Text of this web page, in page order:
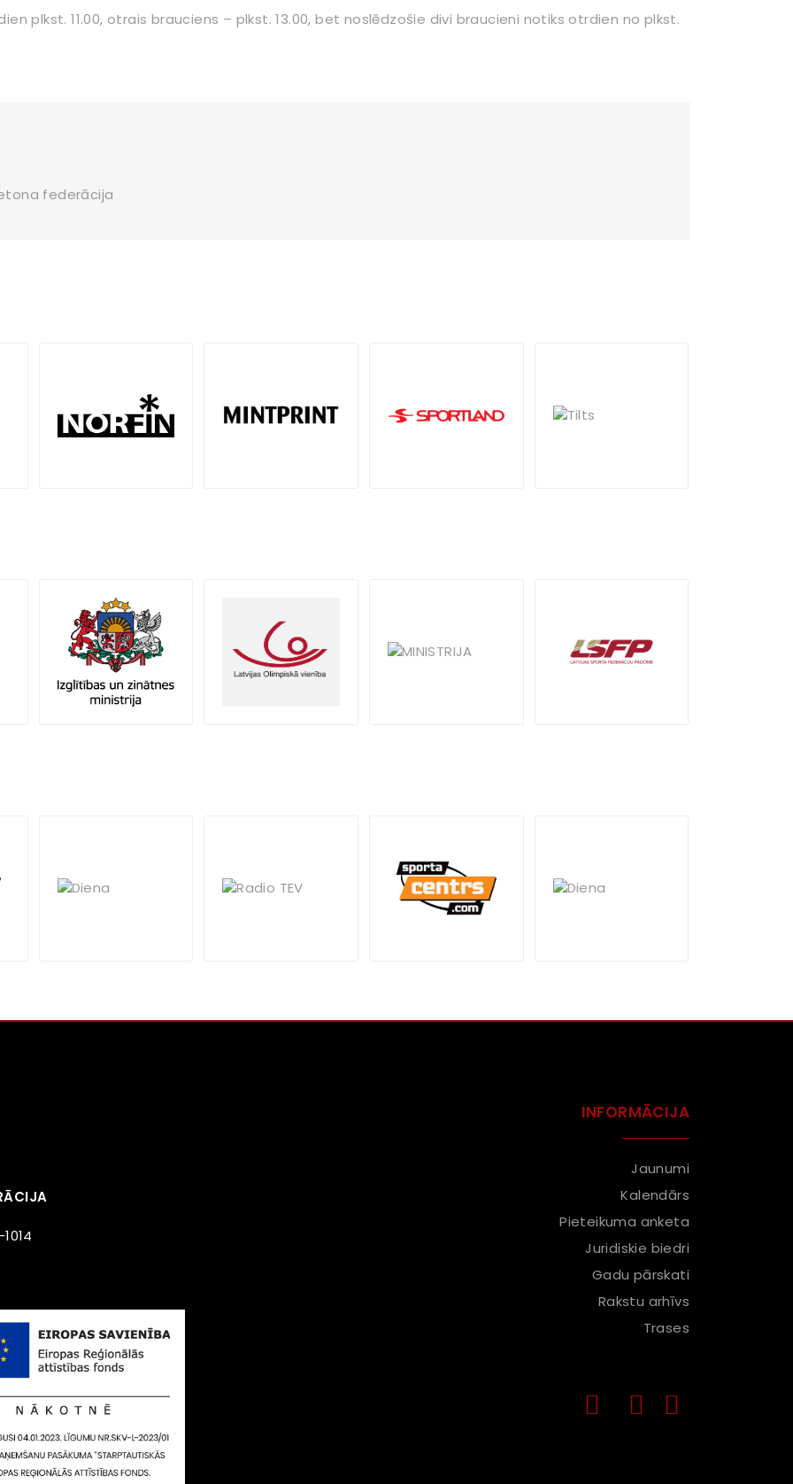
plkst. 11.00, otrais brauciens – plkst. 13.00, bet noslēdzošie divi braucieni notiks otrdien no plkst.
federācija
INFORMĀCIJA
Jaunumi
Kalendārs
Pieteikuma anketa
Juridiskie biedri
Gadu pārskati
Rakstu arhīvs
Trases